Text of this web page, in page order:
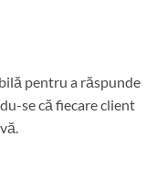
pentru a răspunde
se că fiecare client